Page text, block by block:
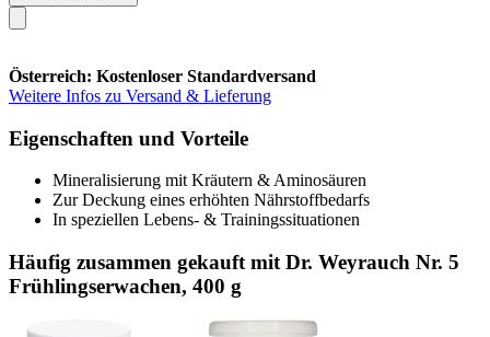
Österreich: Kostenloser Standardversand
Weitere Infos zu Versand & Lieferung
Eigenschaften und Vorteile
Mineralisierung mit Kräutern & Aminosäuren
Zur Deckung eines erhöhten Nährstoffbedarfs
In speziellen Lebens- & Trainingssituationen
Häufig zusammen gekauft mit Dr. Weyrauch Nr. 5
Frühlingserwachen, 400 g